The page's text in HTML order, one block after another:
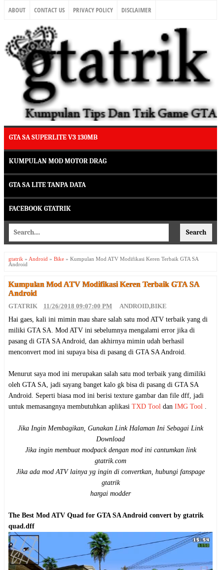
ABOUT CONTACT US PRIVACY POLICY DISCLAIMER
GTA SA SUPERLITE V3 130MB
KUMPULAN MOD MOTOR DRAG
GTA SA LITE TANPA DATA
FACEBOOK GTATRIK
gtatrik » Android » Bike » Kumpulan Mod ATV Modifikasi Keren Terbaik GTA SA
Android
Kumpulan Mod ATV Modifikasi Keren Terbaik GTA SA
Android
GTATRIK 11/26/2018 09:07:00 PM ANDROID,BIKE
Hai gaes, kali ini mimin mau share salah satu mod ATV terbaik yang di
miliki GTA SA. Mod ATV ini sebelumnya mengalami error jika di
pasang di GTA SA Android, dan akhirnya mimin udah berhasil
menconvert mod ini supaya bisa di pasang di GTA SA Android.
Menurut saya mod ini merupakan salah satu mod terbaik yang dimiliki
oleh GTA SA, jadi sayang banget kalo gk bisa di pasang di GTA SA
Android. Seperti biasa mod ini berisi texture gambar dan file dff, jadi
untuk memasangnya membutuhkan aplikasi TXD Tool dan IMG Tool
Jika Ingin Membagikan, Gunakan Link Halaman Ini Sebagai Link
Download
Jika ingin membuat modpack dengan mod ini cantumkan link
gtatrik.com
Jika ada mod ATV lainya yg ingin di convertkan, hubungi fanspage
gtatrik
hargai modder
The Best Mod ATV Quad for GTA SA Android convert by gtatrik
quad.dff